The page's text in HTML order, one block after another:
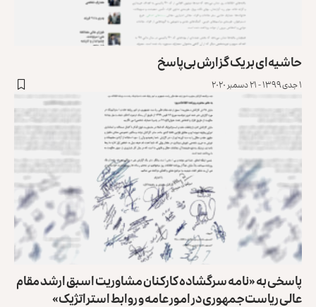
حاشیه‌ای بر یک گزارش بی‌پاسخ
۱ جدی ۱۳۹۹ - ۲۱ دسمبر ۲۰۲۰
پاسخی به «نامه سرگشاده کارکنان مشاوریت اسبق ارشد مقام
عالی ریاست‌جمهوری در امور عامه و روابط استراتژیک»